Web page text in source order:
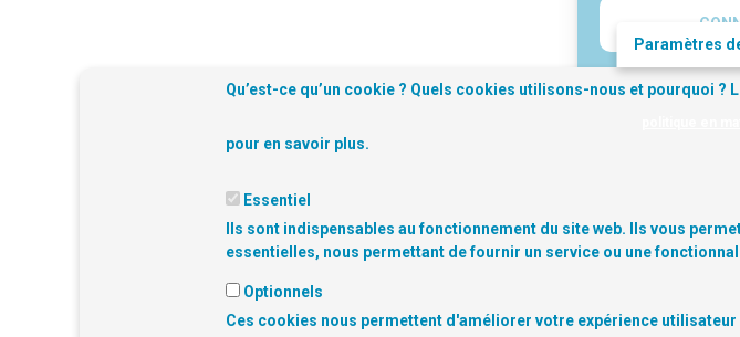
Visiter le site
Paramètres
Qu’est-ce qu’un cookie ? Quels cookies utilisons-nous et pourquoi ?
pour en savoir plus.
Essentiel
Ils sont indispensables au fonctionnement du site web. Ils vous
essentielles, nous permettant de fournir un service ou une
Optionnels
Ces cookies nous permettent d'améliorer votre expérience